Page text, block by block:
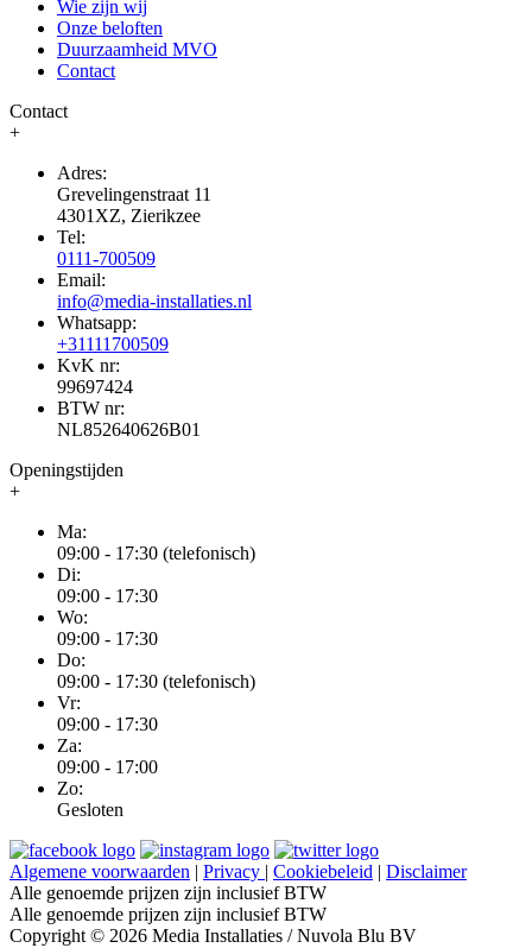
Wie zijn wij
Onze beloften
Duurzaamheid MVO
Contact
Contact
+
Adres:
Grevelingenstraat 11
4301XZ, Zierikzee
Tel:
0111-700509
Email:
info@media-installaties.nl
Whatsapp:
+31111700509
KvK nr:
99697424
BTW nr:
NL852640626B01
Openingstijden
+
Ma:
09:00 - 17:30 (telefonisch)
Di:
09:00 - 17:30
Wo:
09:00 - 17:30
Do:
09:00 - 17:30 (telefonisch)
Vr:
09:00 - 17:30
Za:
09:00 - 17:00
Zo:
Gesloten
Algemene voorwaarden | Privacy | Cookiebeleid | Disclaimer
Alle genoemde prijzen zijn inclusief BTW
Alle genoemde prijzen zijn inclusief BTW
Copyright © 2026 Media Installaties / Nuvola Blu BV